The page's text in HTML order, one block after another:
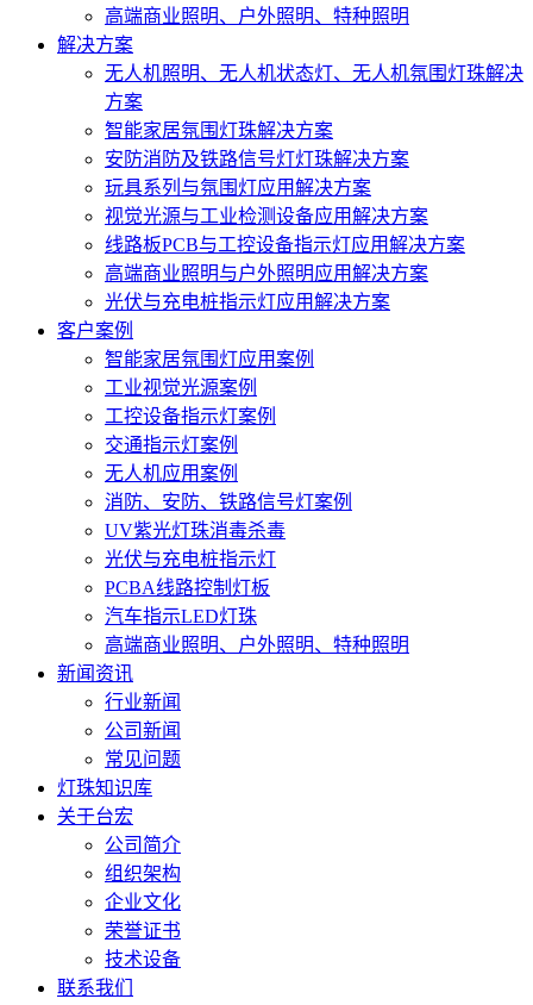
高端商业照明、户外照明、特种照明
解决方案
无人机照明、无人机状态灯、无人机氛围灯珠解决
方案
智能家居氛围灯珠解决方案
安防消防及铁路信号灯灯珠解决方案
玩具系列与氛围灯应用解决方案
视觉光源与工业检测设备应用解决方案
线路板PCB与工控设备指示灯应用解决方案
高端商业照明与户外照明应用解决方案
光伏与充电桩指示灯应用解决方案
客户案例
智能家居氛围灯应用案例
工业视觉光源案例
工控设备指示灯案例
交通指示灯案例
无人机应用案例
消防、安防、铁路信号灯案例
UV紫光灯珠消毒杀毒
光伏与充电桩指示灯
PCBA线路控制灯板
汽车指示LED灯珠
高端商业照明、户外照明、特种照明
新闻资讯
行业新闻
公司新闻
常见问题
灯珠知识库
关于台宏
公司简介
组织架构
企业文化
荣誉证书
技术设备
联系我们